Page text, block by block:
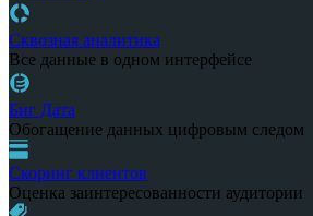
Сквозная аналитика
Все данные в одном интерфейсе
Биг Дата
Обогащение данных цифровым следом
Скоринг клиентов
Оценка заинтересованности аудитории